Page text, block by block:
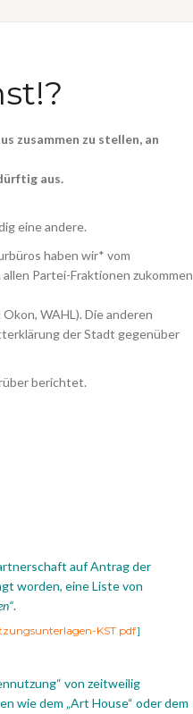
zusammen zu stellen, an
aus.
eine andere.
haben wir* vom
Partei-Fraktionen zukommen
WAHL). Die anderen
der Stadt gegenüber
berichtet.
auf Antrag der
worden, eine Liste von
.
KST.pdf]
von zeitweilig
wie dem „Art House“ oder dem